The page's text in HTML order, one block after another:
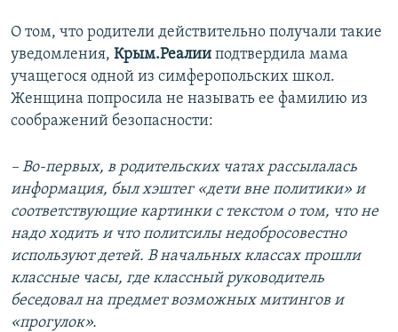
й
д
д
О том, что родители действительно получали такие
уведомления, Крым.Реалии подтвердила мама
учащегося одной из симферопольских школ.
Женщина попросила не называть ее фамилию из
соображений безопасности:
– Во-первых, в родительских чатах рассылалась
информация, был хэштег «дети вне политики» и
соответствующие картинки с текстом о том, что не
надо ходить и что политсилы недобросовестно
используют детей. В начальных классах прошли
классные часы, где классный руководитель
беседовал на предмет возможных митингов и
«прогулок».